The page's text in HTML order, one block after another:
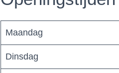
Maandag
Dinsdag